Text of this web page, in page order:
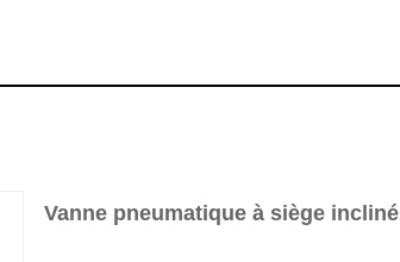
Vanne pneumatique à siège incliné